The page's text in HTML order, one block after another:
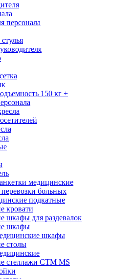
персонала
150 кг +
медицинские
больных
подкатные
кровати
шкафы для раздевалок
шкафы
шкафы
столы
стеллажи CTM MS